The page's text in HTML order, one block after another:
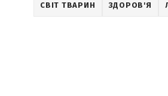
СВІТ ТВАРИН ЗДОРОВ'Я